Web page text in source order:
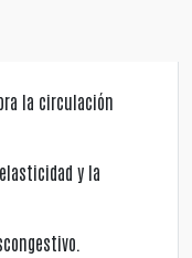
la circulación
y la